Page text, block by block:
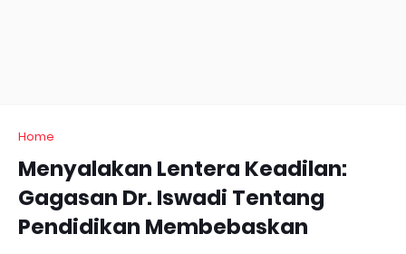
Home
Menyalakan Lentera Keadilan:
Gagasan Dr. Iswadi Tentang
Pendidikan Membebaskan